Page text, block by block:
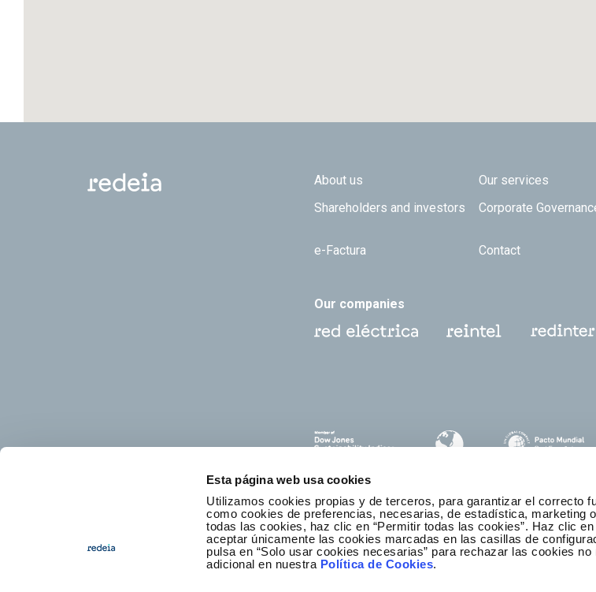
Esta página web usa cookies
Utilizamos cookies propias y de terceros, para garantizar el correcto
como cookies de preferencias, necesarias, de estadística, marketing
todas las cookies, haz clic en “Permitir todas las cookies”. Haz clic
aceptar únicamente las cookies marcadas en las casillas de
pulsa en “Solo usar cookies necesarias” para rechazar las cookies
adicional en nuestra Política de Cookies.
Footer TOP
About us Our services
Shareholders and investors
Corporate
e-Factura Contact
Our companies
Ethics and Compliance Channel